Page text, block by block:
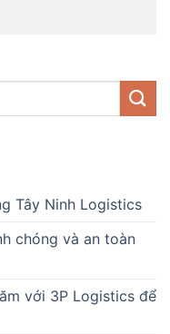
Tây Ninh Logistics
chóng và an toàn
với 3P Logistics để